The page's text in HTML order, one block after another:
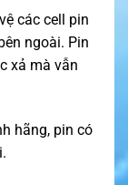
các cell pin
ngoài. Pin
xả mà vẫn
hãng, pin có